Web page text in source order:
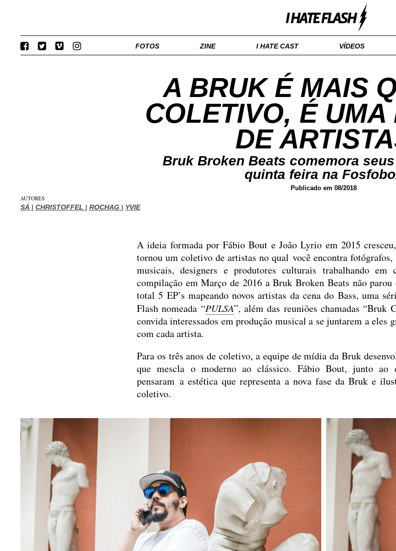
FOTOS ZINE I HATE CAST VÍDEOS
A BRUK É MAIS
COLETIVO, É UMA
DE
Bruk Broken Beats comemora
quinta feira na
Publicado em 08/2018
AUTORES
SÁ | CHRISTOFFEL | ROCHAG | YVIE
A ideia formada por Fábio Bout e João Lyrio em 2015
tornou um coletivo de artistas no qual você encontra
musicais, designers e produtores culturais trabalhando em
compilação em Março de 2016 a Bruk Broken Beats não parou
total 5 EP’s mapeando novos artistas da cena do Bass, uma
Flash nomeada “PULSA”, além das reuniões chamadas “Bruk
convida interessados em produção musical a se juntarem a eles
com cada artista.
Para os três anos de coletivo, a equipe de mídia da Bruk
que mescla o moderno ao clássico. Fábio Bout, junto ao
pensaram a estética que representa a nova fase da Bruk e
coletivo.